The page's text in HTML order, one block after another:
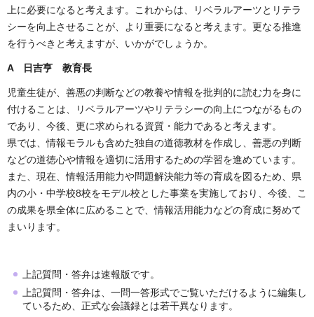
上に必要になると考えます。これからは、リベラルアーツとリテラ
シーを向上させることが、より重要になると考えます。更なる推進
を行うべきと考えますが、いかがでしょうか。
A 日吉亨 教育長
児童生徒が、善悪の判断などの教養や情報を批判的に読む力を身に
付けることは、リベラルアーツやリテラシーの向上につながるもの
であり、今後、更に求められる資質・能力であると考えます。
県では、情報モラルも含めた独自の道徳教材を作成し、善悪の判断
などの道徳心や情報を適切に活用するための学習を進めています。
また、現在、情報活用能力や問題解決能力等の育成を図るため、県
内の小・中学校8校をモデル校とした事業を実施しており、今後、こ
の成果を県全体に広めることで、情報活用能力などの育成に努めて
まいります。
上記質問・答弁は速報版です。
上記質問・答弁は、一問一答形式でご覧いただけるように編集し
ているため、正式な会議録とは若干異なります。